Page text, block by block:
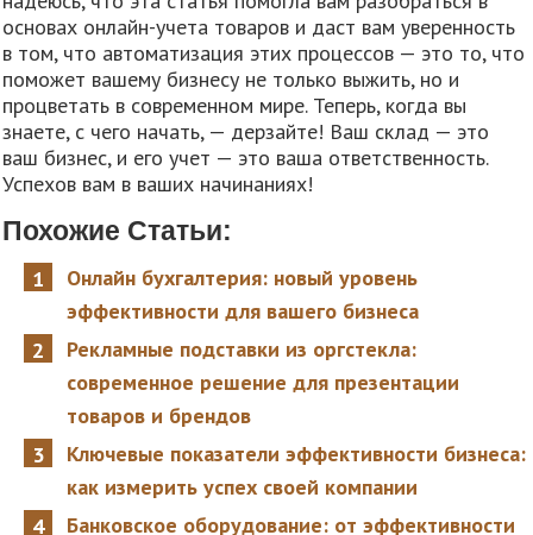
основах онлайн-учета товаров и даст вам уверенность
в том, что автоматизация этих процессов — это то, что
поможет вашему бизнесу не только выжить, но и
процветать в современном мире. Теперь, когда вы
знаете, с чего начать, — дерзайте! Ваш склад — это
ваш бизнес, и его учет — это ваша ответственность.
Успехов вам в ваших начинаниях!
Похожие Статьи:
Онлайн бухгалтерия: новый уровень
эффективности для вашего бизнеса
Рекламные подставки из оргстекла:
современное решение для презентации
товаров и брендов
Ключевые показатели эффективности бизнеса:
как измерить успех своей компании
Банковское оборудование: от эффективности